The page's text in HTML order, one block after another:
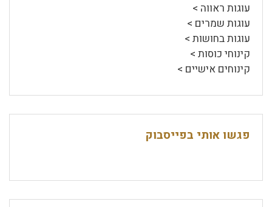
עוגות ראווה >
עוגות שמרים >
עוגות בחושות >
קינוחי כוסות >
קינוחים אישיים >
פגשו אותי בפייסבוק